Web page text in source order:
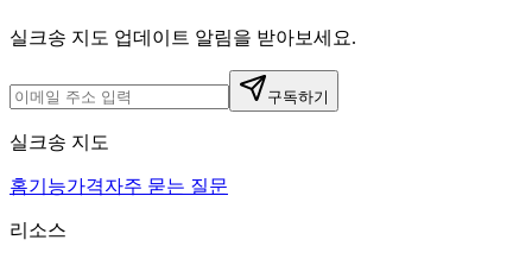
실크송 지도 업데이트 알림을 받아보세요.
구독하기
실크송 지도
홈기능가격자주 묻는 질문
리소스